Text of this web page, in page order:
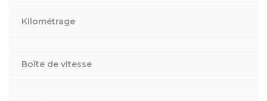
Kilométrage
Boîte de vitesse